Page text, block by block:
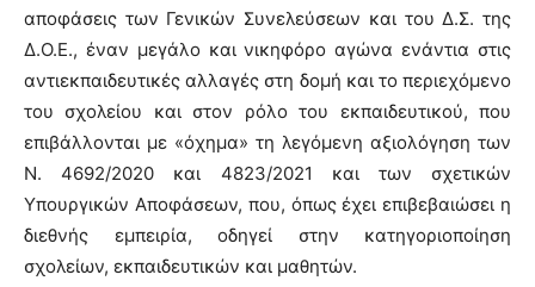
αποφάσεις των Γενικών Συνελεύσεων και του Δ.Σ. της
Δ.Ο.Ε., έναν μεγάλο και νικηφόρο αγώνα ενάντια στις
αντιεκπαιδευτικές αλλαγές στη δομή και το περιεχόμενο
του σχολείου και στον ρόλο του εκπαιδευτικού, που
επιβάλλονται με «όχημα» τη λεγόμενη αξιολόγηση των
Ν. 4692/2020 και 4823/2021 και των σχετικών
Υπουργικών Αποφάσεων, που, όπως έχει επιβεβαιώσει η
διεθνής εμπειρία, οδηγεί στην κατηγοριοποίηση
σχολείων, εκπαιδευτικών και μαθητών.